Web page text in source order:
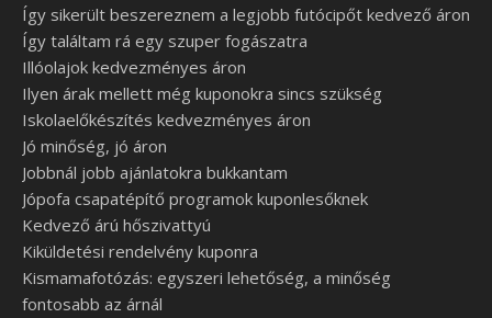
Így sikerült beszereznem a legjobb futócipőt kedvező áron
Így találtam rá egy szuper fogászatra
Illóolajok kedvezményes áron
Ilyen árak mellett még kuponokra sincs szükség
Iskolaelőkészítés kedvezményes áron
Jó minőség, jó áron
Jobbnál jobb ajánlatokra bukkantam
Jópofa csapatépítő programok kuponlesőknek
Kedvező árú hőszivattyú
Kiküldetési rendelvény kuponra
Kismamafotózás: egyszeri lehetőség, a minőség
fontosabb az árnál